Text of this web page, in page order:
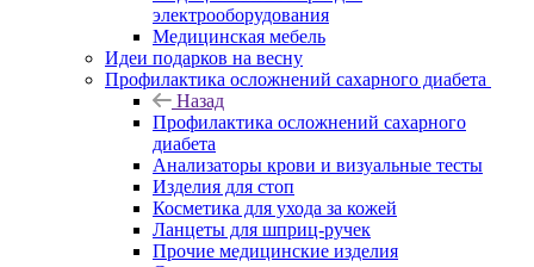
электрооборудования
Медицинская мебель
Идеи подарков на весну
Профилактика осложнений сахарного диабета
Назад
Профилактика осложнений сахарного
диабета
Анализаторы крови и визуальные тесты
Изделия для стоп
Косметика для ухода за кожей
Ланцеты для шприц-ручек
Прочие медицинские изделия